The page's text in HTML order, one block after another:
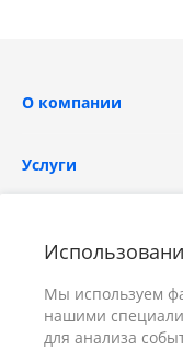
Мы используем
нашими
для анализа
О компании
Услуги